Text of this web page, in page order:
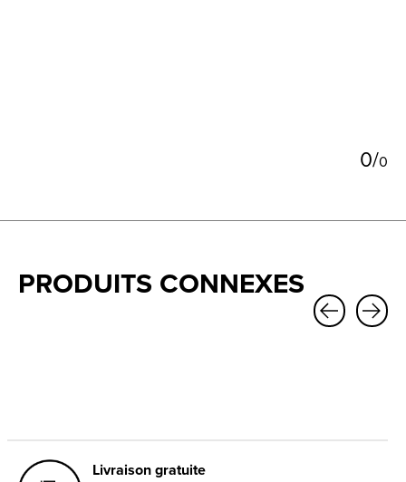
0/0
PRODUITS CONNEXES
Livraison gratuite